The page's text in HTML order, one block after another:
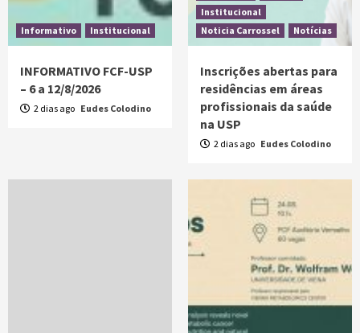
Informativo Institucional
INFORMATIVO FCF-USP
– 6 a 12/8/2026
2 dias ago Eudes Colodino
Institucional
Noticia Carrossel
Notícias
Inscrições abertas para
residências em áreas
profissionais da saúde
na USP
2 dias ago Eudes Colodino